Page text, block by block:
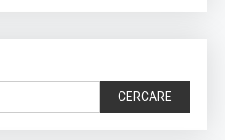
CERCARE